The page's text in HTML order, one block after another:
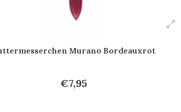
Murano Bordeauxrot
€7,95